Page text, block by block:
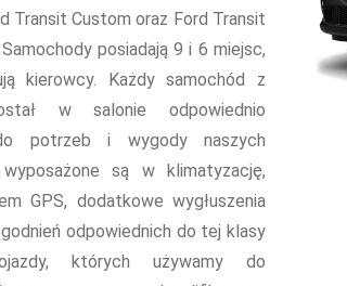
Transit Custom oraz Ford Transit
posiadają 9 i 6 miejsc,
kierowcy. Każdy samochód z
w salonie odpowiednio
potrzeb i wygody naszych
są w klimatyzację,
GPS, dodatkowe wygłuszenia
odpowiednich do tej klasy
których używamy do